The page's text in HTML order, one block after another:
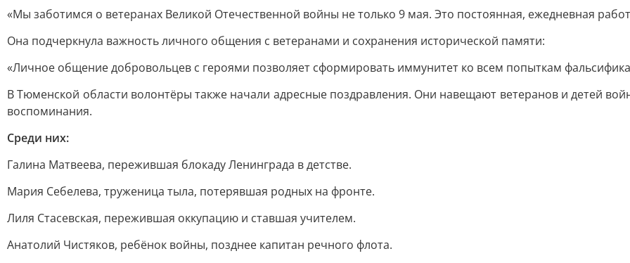
«Мы заботимся о ветеранах Великой Отечественной войны не только 9 мая. Это постоянная, ежедневная
Она подчеркнула важность личного общения с ветеранами и сохранения исторической памяти:
«Личное общение добровольцев с героями позволяет сформировать иммунитет ко всем попыткам
В Тюменской области волонтёры также начали адресные поздравления. Они навещают ветеранов и детей
воспоминания.
Среди них:
Галина Матвеева, пережившая блокаду Ленинграда в детстве.
Мария Себелева, труженица тыла, потерявшая родных на фронте.
Лиля Стасевская, пережившая оккупацию и ставшая учителем.
Анатолий Чистяков, ребёнок войны, позднее капитан речного флота.